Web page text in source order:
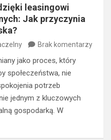
leasingowi
Jak przyczynia
Brak komentarzy
jako proces, który
społeczeństwa, nie
potrzeb
jednym z kluczowych
gospodarką. W